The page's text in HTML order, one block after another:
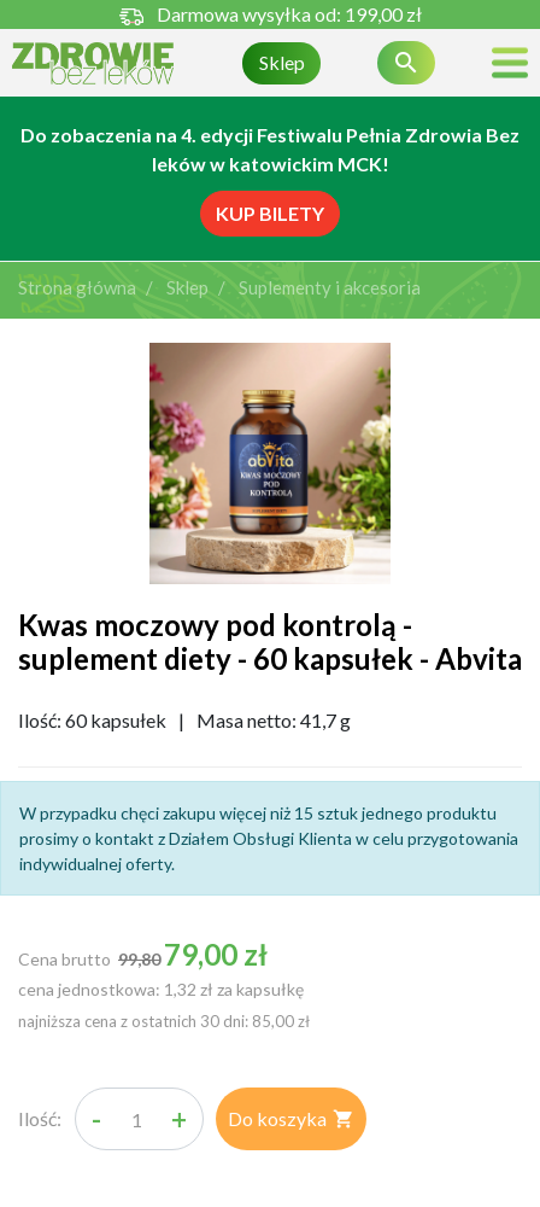
Darmowa wysyłka od: 199,00 zł
Sklep 
Do zobaczenia na 4. edycji Festiwalu Pełnia Zdrowia Bez
leków w katowickim MCK!
KUP BILETY
Strona główna Sklep Suplementy i akcesoria
Kwas moczowy pod kontrolą -
suplement diety - 60 kapsułek - Abvita
Ilość: 60 kapsułek | Masa netto: 41,7 g
W przypadku chęci zakupu więcej niż 15 sztuk jednego produktu
prosimy o kontakt z Działem Obsługi Klienta w celu przygotowania
indywidualnej oferty.
Cena brutto
Cena podstawowa
99,80 79,00 zł
cena jednostkowa: 1,32 zł za kapsułkę
najniższa cena z ostatnich 30 dni: 85,00 zł
Ilość: - + Do koszyka 